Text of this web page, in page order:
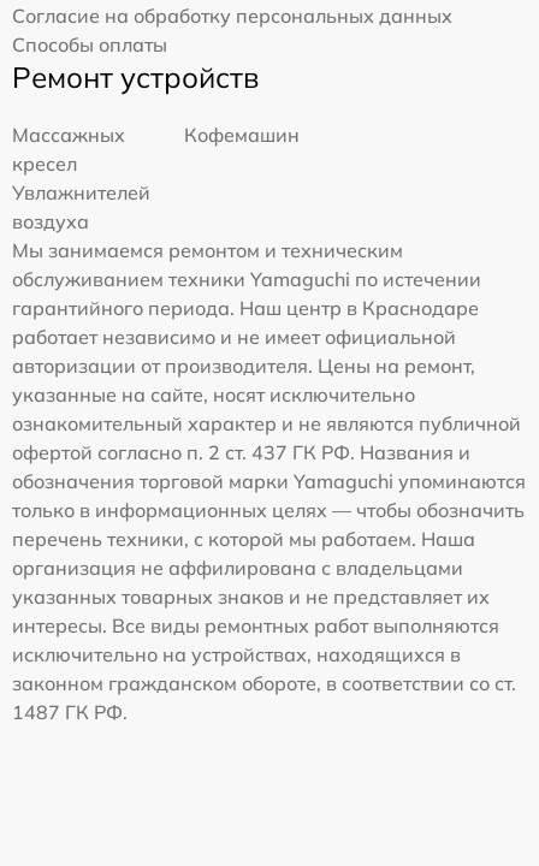
Согласие на обработку персональных данных
Способы оплаты
Ремонт устройств
Массажных
кресел
Кофемашин
Увлажнителей
воздуха
Мы занимаемся ремонтом и техническим
обслуживанием техники Yamaguchi по истечении
гарантийного периода. Наш центр в Краснодаре
работает независимо и не имеет официальной
авторизации от производителя. Цены на ремонт,
указанные на сайте, носят исключительно
ознакомительный характер и не являются публичной
офертой согласно п. 2 ст. 437 ГК РФ. Названия и
обозначения торговой марки Yamaguchi упоминаются
только в информационных целях — чтобы обозначить
перечень техники, с которой мы работаем. Наша
организация не аффилирована с владельцами
указанных товарных знаков и не представляет их
интересы. Все виды ремонтных работ выполняются
исключительно на устройствах, находящихся в
законном гражданском обороте, в соответствии со ст.
1487 ГК РФ.